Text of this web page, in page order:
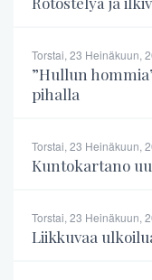
Torstai, 23 Heinäkuun,
”Hullun
pihalla
Torstai, 23 Heinäkuun,
Kuntokartano
Torstai, 23 Heinäkuun,
Liikkuvaa